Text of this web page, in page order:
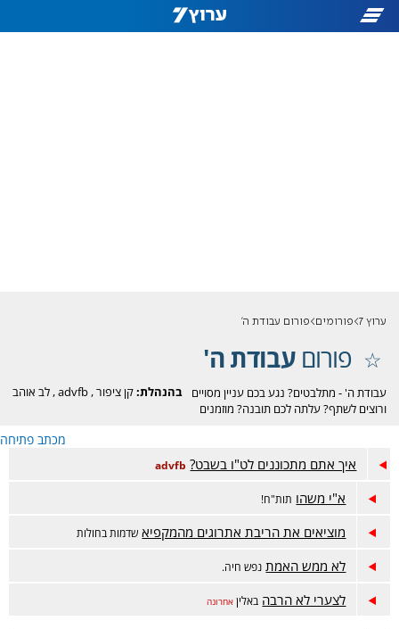
ערוץ 7 פורומים פורום עבודת ה'
פורוםעבודת ה'
בהנהלת:קן ציפור,
advfb
,לב אוהב
עבודת ה' - מתלבטים? נגע בכם עניין מסויים
ורוצים לשתף? עלתה לכם תובנה? מוזמנים
מכתב פתיחה
איך אתם מתכוננים לט"ו בשבט? advfb
א"י משהו תות"ח!
מוציאים את הריבת אתרוגים מהמקפיא שדמות בחולות
לא ממש האמת נפש חיה.
לצערי לא הרבה באלין אחרונה